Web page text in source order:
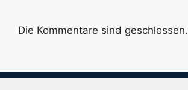
Die Kommentare sind geschlossen.